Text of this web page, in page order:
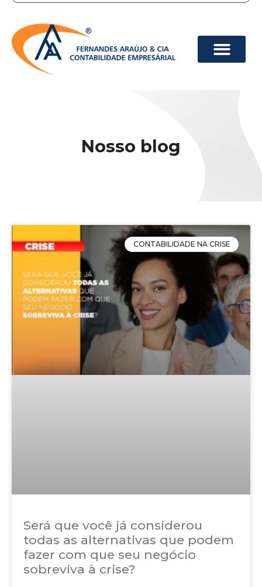
Nosso blog
CONTABILIDADE NA CRISE
Será que você já considerou
todas as alternativas que podem
fazer com que seu negócio
sobreviva à crise?